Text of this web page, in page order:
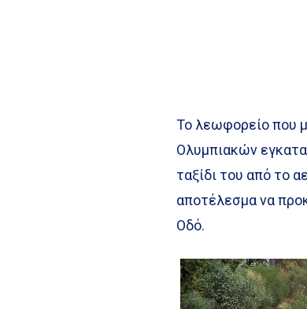
Το λεωφορείο που
Ολυμπιακών
ταξίδι του από το
αποτέλεσμα να
Οδό.